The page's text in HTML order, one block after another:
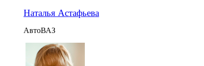
Наталья Астафьева
АвтоВАЗ